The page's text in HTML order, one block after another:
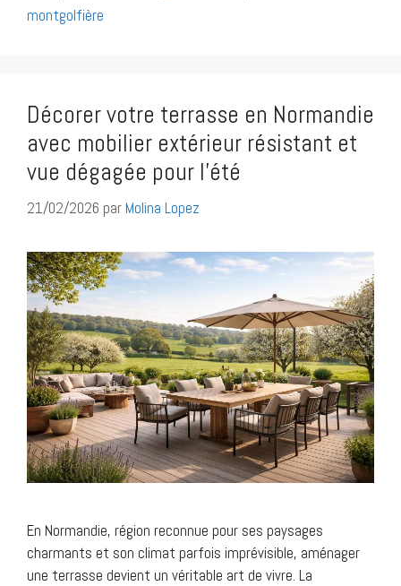
montgolfière
Décorer votre terrasse en Normandie
avec mobilier extérieur résistant et
vue dégagée pour l’été
21/02/2026 par Molina Lopez
En Normandie, région reconnue pour ses paysages
charmants et son climat parfois imprévisible, aménager
une terrasse devient un véritable art de vivre. La